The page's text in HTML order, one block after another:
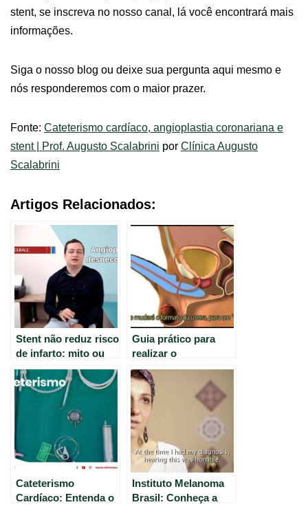
stent, se inscreva no nosso canal, lá você encontrará mais
informações.
Siga o nosso blog ou deixe sua pergunta aqui mesmo e
nós responderemos com o maior prazer.
Fonte: Cateterismo cardíaco, angioplastia coronariana e
stent | Prof. Augusto Scalabrini por Clínica Augusto
Scalabrini
Artigos Relacionados:
Stent não reduz risco
de infarto: mito ou
verdade?
Guia prático para
realizar o
cateterismo
intermitente com
SpeediCath®
Cateterismo
Cardíaco: Entenda o
Instituto Melanoma
Brasil: Conheça a